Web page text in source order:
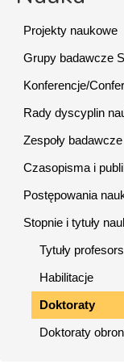
Projekty naukowe
Grupy badawcze
Konferencje/
Rady dyscyplin
Zespoły badawcze
Czasopisma i
Postępowania
Stopnie i tytuły
Tytuły
Habilitacje
Doktoraty
Doktoraty